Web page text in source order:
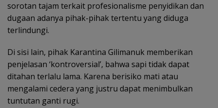
sorotan tajam terkait profesionalisme penyidikan dan
dugaan adanya pihak-pihak tertentu yang diduga
terlindungi.
Di sisi lain, pihak Karantina Gilimanuk memberikan
penjelasan ‘kontroversial’, bahwa sapi tidak dapat
ditahan terlalu lama. Karena berisiko mati atau
mengalami cedera yang justru dapat menimbulkan
tuntutan ganti rugi.